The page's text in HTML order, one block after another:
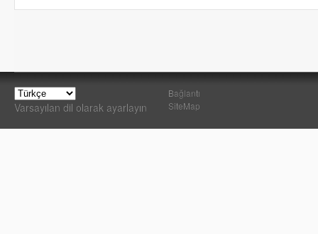
Varsayılan dil olarak ayarlayın
Bağlantı
SiteMap